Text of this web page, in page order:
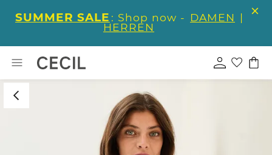
SUMMER SALE : Shop now - DAMEN |
HERREN